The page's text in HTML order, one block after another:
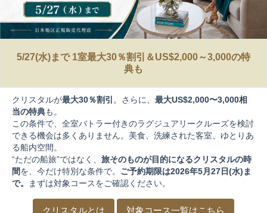
5/27(水)まで 1室最大30％割引＆US$2,000～3,000の特
典も
クリスタルが最大30％割引 。さらに、 最大US$2,000〜3,000相
当の特典も。
この条件で、全室バトラー付きのラグジュアリークルーズを検討
できる機会は多くありません。美食、洗練された客室、ゆとりあ
る船内空間。
“ただの船旅”ではなく、 旅そのものが目的になるクリスタルの時
間を、今だけ特別な条件で。 ご予約期限は2026年5月27日(水)ま
で。
まずは対象コースをご確認ください。
クリスタルとは 対象コース一覧はこちら